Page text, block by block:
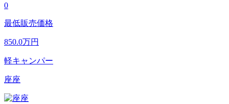
0
最低販売価格
850.0万円
軽キャンパー
座座